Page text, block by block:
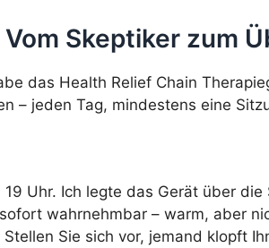
Skeptiker zum
das Health Relief Chain
– jeden Tag, mindestens eine
Uhr. Ich legte das Gerät über
wahrnehmbar – warm, aber
Sie sich vor, jemand klopft